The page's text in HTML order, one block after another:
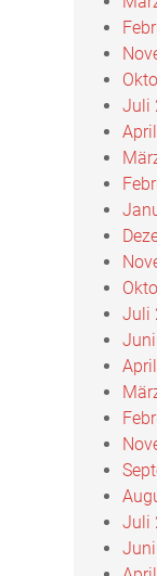
Juli
Juli
Juli